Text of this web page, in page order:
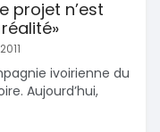
projet n’est
ivoirienne du
Aujourd’hui,